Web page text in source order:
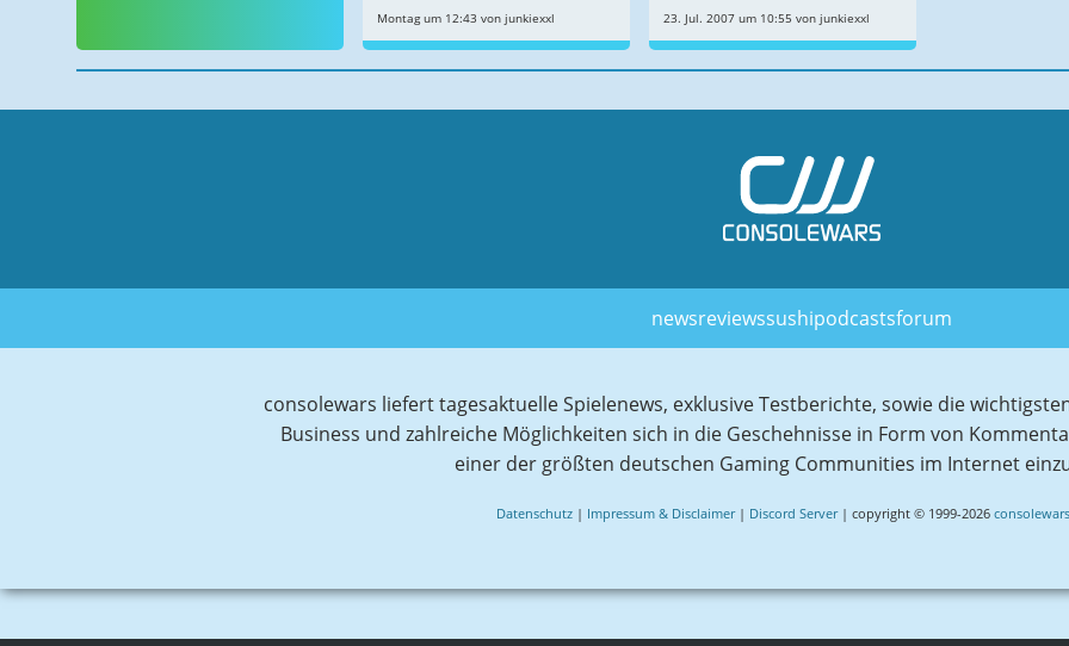
Montag um 12:43 von junkiexxl 23. Jul. 2007 um 10:55 von junkiexxl
newsreviewssushipodcastsforum
consolewars liefert tagesaktuelle Spielenews, exklusive Testberichte, sowie die
Business und zahlreiche Möglichkeiten sich in die Geschehnisse in Form von
einer der größten deutschen Gaming Communities im Internet
Datenschutz| Impressum & Disclaimer| Discord Server| copyright © 1999-2026